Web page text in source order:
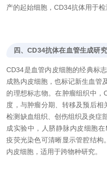
产的起始细胞，CD34抗体用于检
四、CD34抗体在血管生成研
CD34是血管内皮细胞的经典标
成熟内皮细胞，也标记新生血管
的理想标志物。在肿瘤组织中
度，与肿瘤分期、转移及预后
检测缺血组织、创伤组织及炎症
成实验中，人脐静脉内皮细胞
疫荧光染色可清晰显示管腔结构
内皮细胞，适用于跨物种研究。